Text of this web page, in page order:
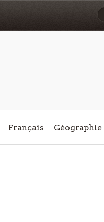
Français Géographie